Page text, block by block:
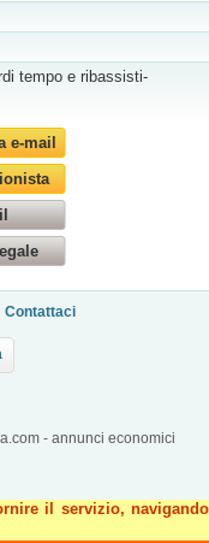
il servizio, navigando
tempo e ribassisti-
e-mail
Contattaci
- annunci economici